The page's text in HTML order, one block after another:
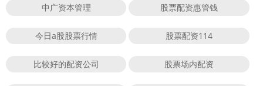
中广资本管理 股票配资惠管钱
今日a股股票行情 股票配资114
比较好的配资公司 股票场内配资